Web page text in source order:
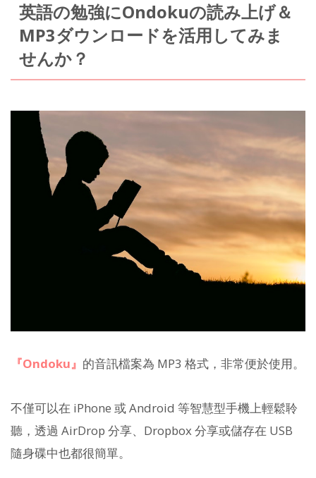
英語の勉強にOndokuの読み上げ＆
MP3ダウンロードを活用してみま
せんか？
『Ondoku』 的音訊檔案為 MP3 格式，非常便於使用。
不僅可以在 iPhone 或 Android 等智慧型手機上輕鬆聆
聽，透過 AirDrop 分享、Dropbox 分享或儲存在 USB
隨身碟中也都很簡單。